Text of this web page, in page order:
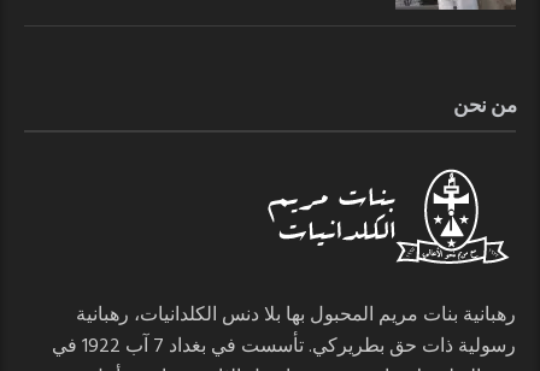
من نحن
رهبانية بنات مريم المحبول بها بلا دنس الكلدانيات، رهبانية
رسولية ذات حق بطريركي. تأسست في بغداد 7 آب 1922 في